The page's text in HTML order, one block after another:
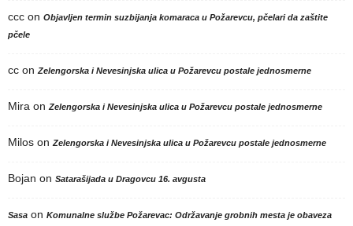
ccc on Objavljen termin suzbijanja komaraca u Požarevcu, pčelari da zaštite
pčele
cc on Zelengorska i Nevesinjska ulica u Požarevcu postale jednosmerne
Mira on Zelengorska i Nevesinjska ulica u Požarevcu postale jednosmerne
Milos on Zelengorska i Nevesinjska ulica u Požarevcu postale jednosmerne
Bojan on Satarašijada u Dragovcu 16. avgusta
Sasa on Komunalne službe Požarevac: Održavanje grobnih mesta je obaveza